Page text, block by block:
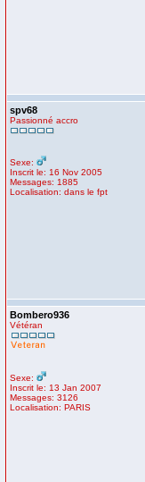
spv68
Passionné accro
Sexe:
Inscrit le: 16 Nov 2005
Messages: 1885
Localisation: dans le fpt
Bombero936
Vétéran
Sexe:
Inscrit le: 13 Jan 2007
Messages: 3126
Localisation: PARIS